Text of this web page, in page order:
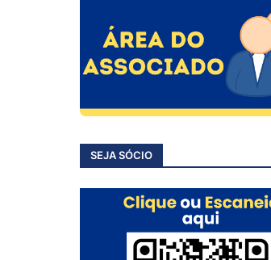
SEJA SÓCIO